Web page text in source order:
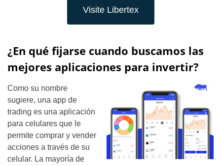
Visite Libertex
¿En qué fijarse cuando buscamos las
mejores aplicaciones para invertir?
Como su nombre
sugiere, una app de
trading es una aplicación
para celulares que le
permite comprar y vender
acciones a través de su
celular. La mayoría de